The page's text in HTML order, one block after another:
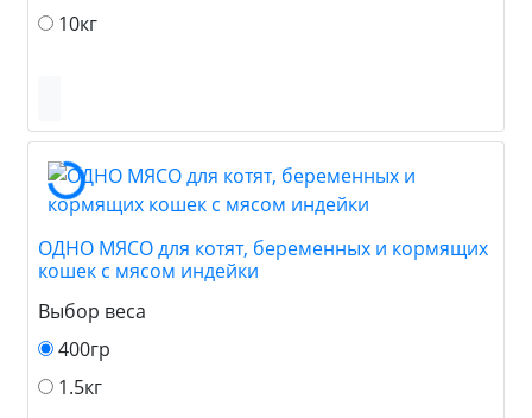
10кг
ОДНО МЯСО для котят, беременных и кормящих
кошек с мясом индейки
Выбор веса
400гр
1.5кг